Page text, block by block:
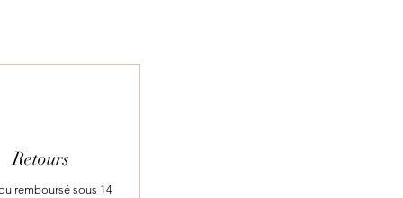
Retours
remboursé sous 14